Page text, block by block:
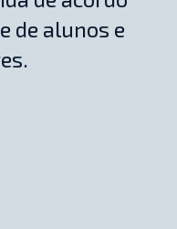
de alunos e